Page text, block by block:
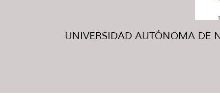
UNIVERSIDAD AUTÓNOMA DE